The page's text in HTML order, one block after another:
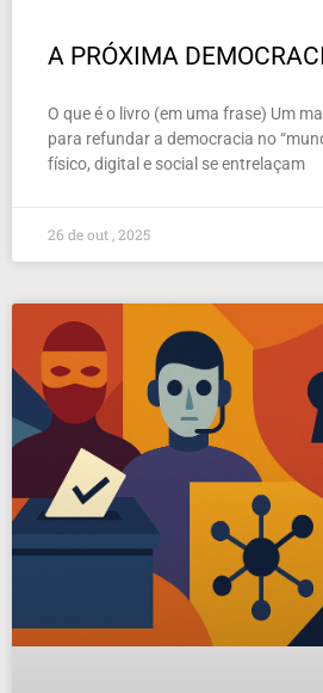
A PRÓXIMA
O que é o livro (em uma frase) Um
para refundar a democracia no
físico, digital e social se entrelaçam
26 de out , 2025